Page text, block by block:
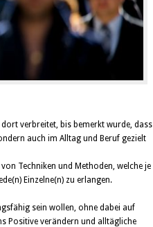
verbreitet, bis bemerkt wurde, dass
auch im Alltag und Beruf gezielt
Techniken und Methoden, welche je
Einzelne(n) zu erlangen.
sein wollen, ohne dabei auf
Positive verändern und alltägliche